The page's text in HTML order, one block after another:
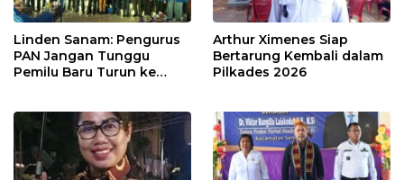
Linden Sanam: Pengurus
PAN Jangan Tunggu
Pemilu Baru Turun ke
Arthur Ximenes Siap
Bertarung Kembali dalam
Pilkades 2026